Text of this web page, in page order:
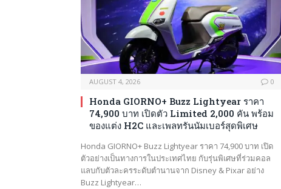
AUGUST 4, 2026 0
Honda GIORNO+ Buzz Lightyear ราคา
74,900 บาท เปิดตัว Limited 2,000 คัน พร้อม
ของแต่ง H2C และเพลทรันนัมเบอร์สุดพิเศษ
Honda GIORNO+ Buzz Lightyear ราคา 74,900 บาท เปิด
ตัวอย่างเป็นทางการในประเทศไทย กับรุ่นพิเศษที่ร่วมคอล
แลบกับตัวละครระดับตำนานจาก Disney & Pixar อย่าง
Buzz Lightyear…